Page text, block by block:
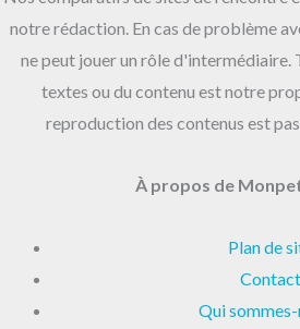
notre rédaction. En cas de problème
ne peut jouer un rôle d'intermédiaire.
textes ou du contenu est notre
reproduction des contenus est
À propos de
Plan de
Contact
Qui sommes-